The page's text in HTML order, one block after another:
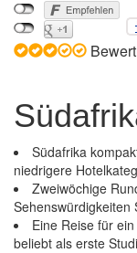
Südafrika
niedrigere
Zweiwöchige
Sehenswürdigkeiten
Eine Reise für
beliebt als erste